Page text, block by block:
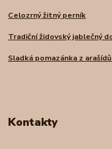
Celozrný žitný perník
Tradiční židovský jablečný
Sladká pomazánka z
Kontakty